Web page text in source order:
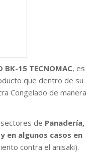
BK-15 TECNOMAC, es
que dentro de su
Congelado de manera
de Panadería,
en algunos casos en
contra el anisaki).